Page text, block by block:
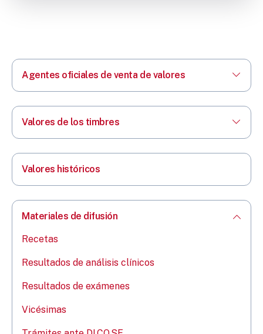
Agentes oficiales de venta de valores
Valores de los timbres
Valores históricos
Materiales de difusión
Recetas
Resultados de análisis clínicos
Resultados de exámenes
Vicésimas​